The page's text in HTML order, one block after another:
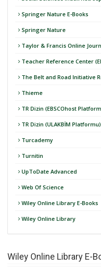
Springer Nature E-Books
Springer Nature
Taylor & Francis Online
Teacher Reference Center
The Belt and Road Initiative
Thieme
TR Dizin (EBSCOhost
TR Dizin (ULAKBİM Platformu)
Turcademy
Turnitin
UpToDate Advanced
Web Of Science
Wiley Online Library E-Books
Wiley Online Library
Wiley Online Library E-